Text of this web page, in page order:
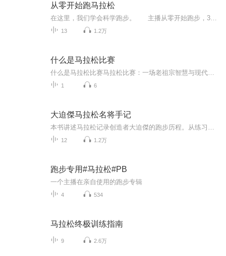
从零开始跑马拉松
13 1.2万
什么是马拉松比赛
1 6
大迫傑马拉松名将手记
12 1.2万
跑步专用#马拉松#PB
一个主播在亲自使用的️跑步专辑
4 534
马拉松终极训练指南
9 2.6万